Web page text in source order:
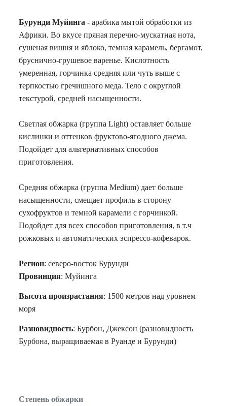
Бурунди Муйинга - арабика мытой обработки из
Африки. Во вкусе пряная перечно-мускатная нота,
сушеная вишня и яблоко, темная карамель, бергамот,
бруснично-грушевое варенье. Кислотность
умеренная, горчинка средняя или чуть выше с
терпкостью гречишного меда.Тело с округлой
текстурой, средней насыщенности.
Светлая обжарка (группа Light) оставляет больше
кислинки и оттенковфруктово-ягодного джема.
Подойдет для альтернативных способов
приготовления.
Средняя обжарка (группа Medium) дает больше
насыщенности, смещает профиль в сторону
сухофруктов и темной карамели с горчинкой.
Подойдет для всех способов приготовления, в т.ч
рожковых и автоматических эспрессо-кофеварок.
Регион: северо-восток Бурунди
Провинция: Муйинга
Высота произрастания: 1500 метров над уровнем
моря
Разновидность: Бурбон, Джексон (разновидность
Бурбона, выращиваемая в Руанде и Бурунди)
Степень обжарки